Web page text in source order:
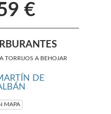
€
TORRIJOS A BEHOJAR
DE
MAPA